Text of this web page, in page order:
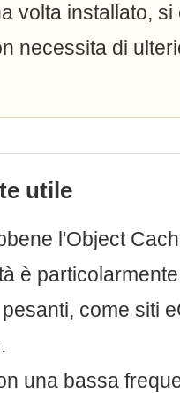
volta installato,
necessita di
utile
l'Object
è
come siti
una bassa